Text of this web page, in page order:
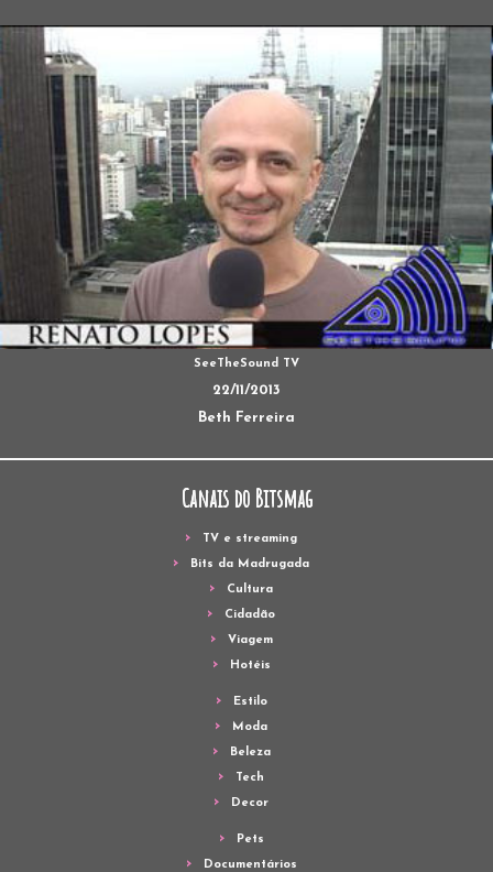
SeeTheSound TV
22/11/2013
Beth Ferreira
Canais do Bitsmag
TV e streaming
Bits da Madrugada
Cultura
Cidadão
Viagem
Hotéis
Estilo
Moda
Beleza
Tech
Decor
Pets
Documentários